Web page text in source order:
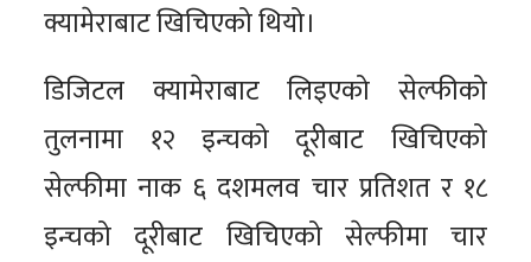
क्यामेराबाट खिचिएको थियो।
डिजिटल क्यामेराबाट लिइएको सेल्फीको
तुलनामा १२ इन्चको दूरीबाट खिचिएको
सेल्फीमा नाक ६ दशमलव चार प्रतिशत र १८
इन्चको दूरीबाट खिचिएको सेल्फीमा चार